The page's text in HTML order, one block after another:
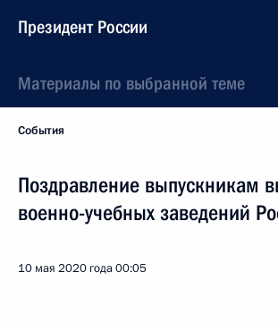
Президент России
Материалы по выбранной теме
События
Поздравление выпускникам
военно-учебных заведений
10 мая 2020 года00:05